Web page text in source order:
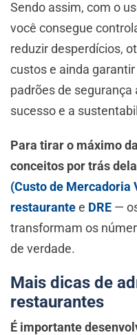
Sendo assim, com o
você consegue
reduzir desperdícios,
custos e ainda
padrões de
sucesso e a
Para tirar o máximo
conceitos por trás
(Custo de Mercadoria
restaurantee DRE —
transformam os
de verdade.
Mais dicas de
restaurantes
É importante